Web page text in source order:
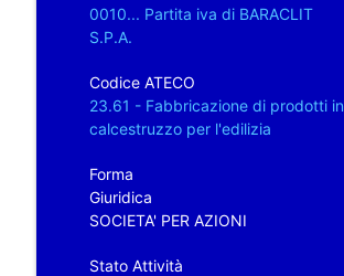
0010... Partita iva di BARACLIT
S.P.A.
Codice ATECO
23.61 - Fabbricazione di prodotti in
calcestruzzo per l'edilizia
Forma
Giuridica
SOCIETA' PER AZIONI
Stato Attività